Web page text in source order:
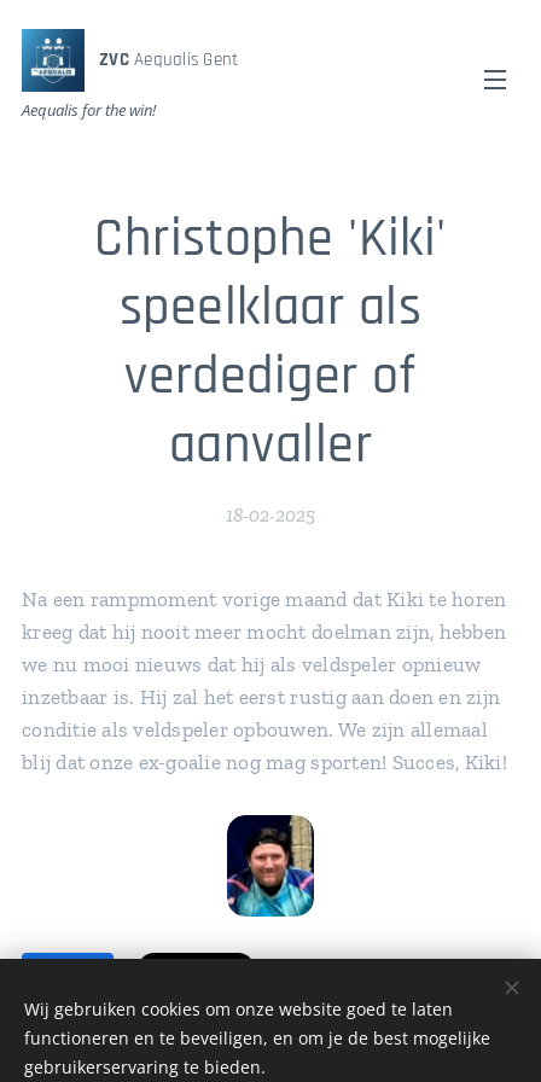
ZVCAequalis Gent
Aequalis for the win!
Christophe 'Kiki'
speelklaar als
verdediger of
aanvaller
18-02-2025
Na een rampmoment vorige maand dat Kiki te horen
kreeg dat hij nooit meer mocht doelman zijn, hebben
we nu mooi nieuws dat hij als veldspeler opnieuw
inzetbaar is. Hij zal het eerst rustig aan doen en zijn
conditie als veldspeler opbouwen. We zijn allemaal
blij dat onze ex-goalie nog mag sporten! Succes, Kiki!
Wij gebruiken cookies om onze website goed te laten
functioneren en te beveiligen, en om je de best mogelijke
gebruikerservaring te bieden.